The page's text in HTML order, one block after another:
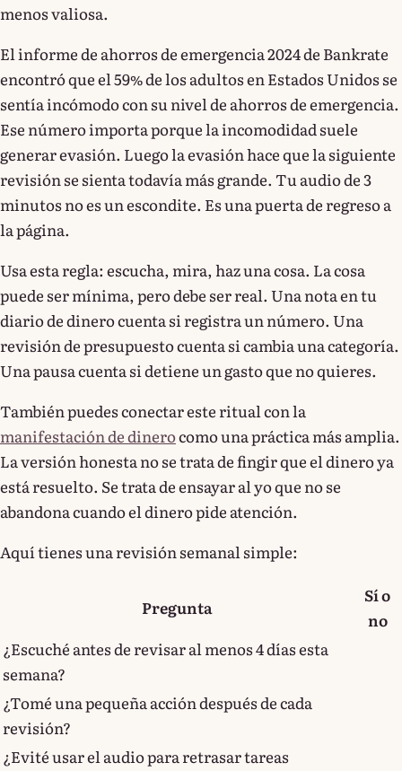
menos valiosa.
El informe de ahorros de emergencia 2024 de Bankrate
encontró que el 59% de los adultos en Estados Unidos se
sentía incómodo con su nivel de ahorros de emergencia.
Ese número importa porque la incomodidad suele
generar evasión. Luego la evasión hace que la siguiente
revisión se sienta todavía más grande. Tu audio de 3
minutos no es un escondite. Es una puerta de regreso a
la página.
Usa esta regla: escucha, mira, haz una cosa. La cosa
puede ser mínima, pero debe ser real. Una nota en tu
diario de dinero cuenta si registra un número. Una
revisión de presupuesto cuenta si cambia una categoría.
Una pausa cuenta si detiene un gasto que no quieres.
También puedes conectar este ritual con la
manifestación de dinerocomo una práctica más amplia.
La versión honesta no se trata de fingir que el dinero ya
está resuelto. Se trata de ensayar al yo que no se
abandona cuando el dinero pide atención.
Aquí tienes una revisión semanal simple:
Pregunta
Sí o
no
¿Escuché antes de revisar al menos 4 días esta
semana?
¿Tomé una pequeña acción después de cada
revisión?
¿Evité usar el audio para retrasar tareas